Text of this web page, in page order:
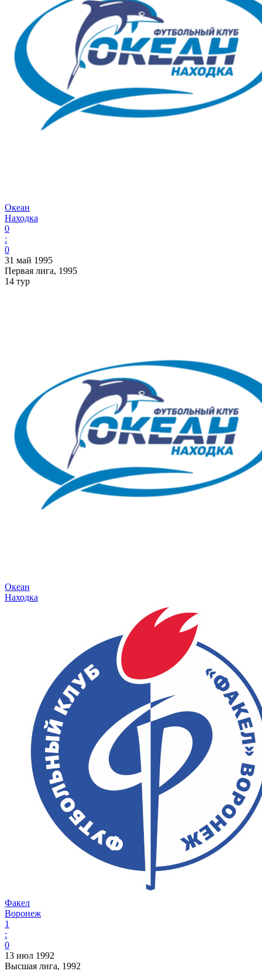
Океан
Находка
0
:
0
31 май 1995
Первая лига, 1995
14 тур
Океан
Находка
Факел
Воронеж
1
:
0
13 июл 1992
Высшая лига, 1992